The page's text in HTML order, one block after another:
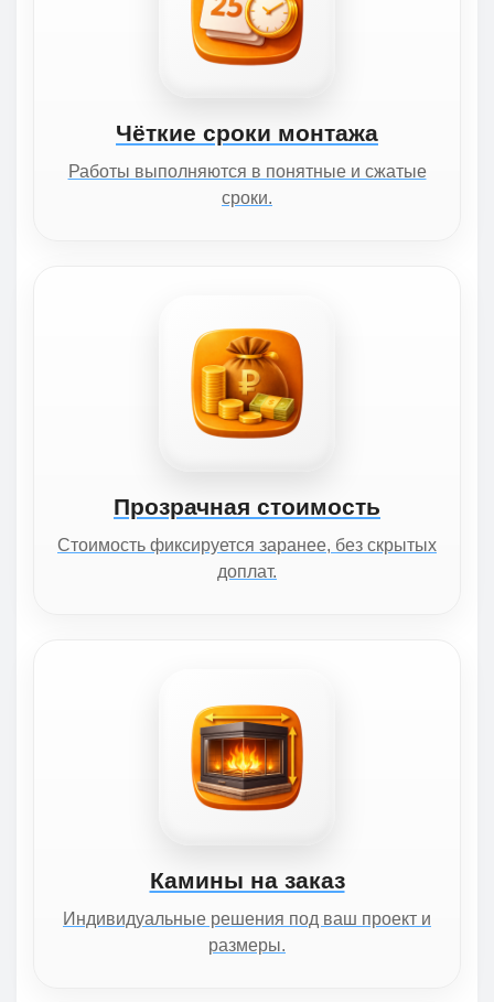
Чёткие сроки монтажа
Работы выполняются в понятные и сжатые
сроки.
Прозрачная стоимость
Стоимость фиксируется заранее, без скрытых
доплат.
Камины на заказ
Индивидуальные решения под ваш проект и
размеры.